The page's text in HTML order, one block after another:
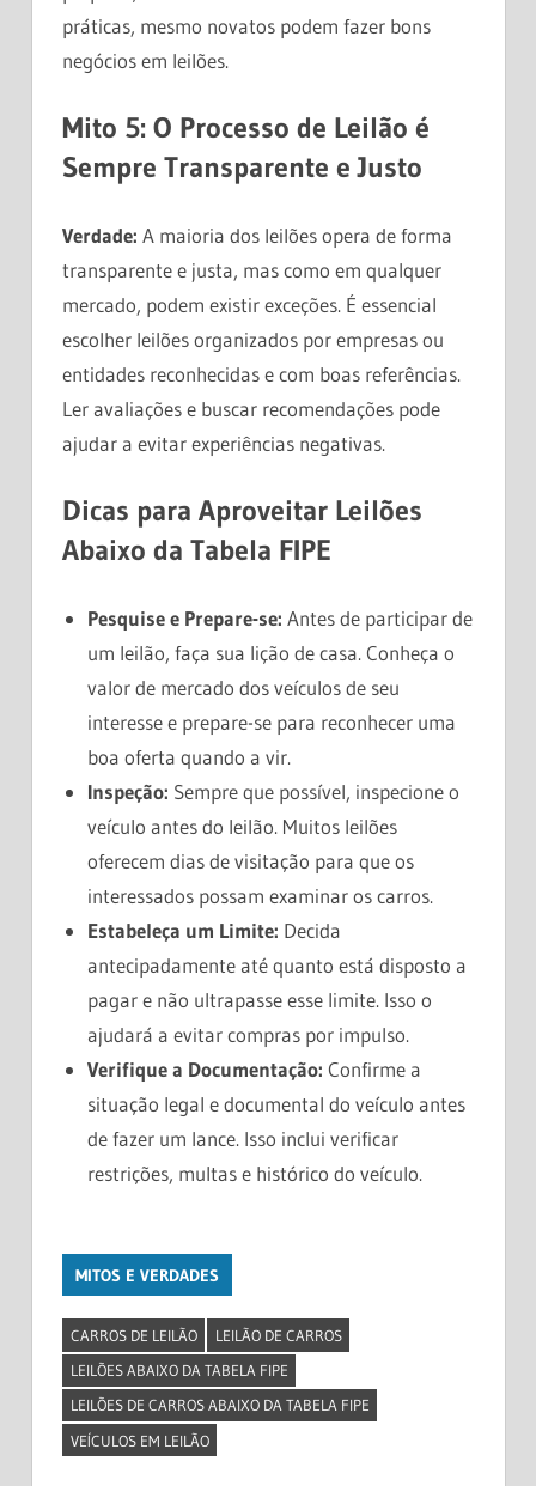
práticas, mesmo novatos podem fazer bons
negócios em leilões.
Mito 5: O Processo de Leilão é
Sempre Transparente e Justo
Verdade: A maioria dos leilões opera de forma
transparente e justa, mas como em qualquer
mercado, podem existir exceções. É essencial
escolher leilões organizados por empresas ou
entidades reconhecidas e com boas referências.
Ler avaliações e buscar recomendações pode
ajudar a evitar experiências negativas.
Dicas para Aproveitar Leilões
Abaixo da Tabela FIPE
Pesquise e Prepare-se: Antes de participar de
um leilão, faça sua lição de casa. Conheça o
valor de mercado dos veículos de seu
interesse e prepare-se para reconhecer uma
boa oferta quando a vir.
Inspeção: Sempre que possível, inspecione o
veículo antes do leilão. Muitos leilões
oferecem dias de visitação para que os
interessados possam examinar os carros.
Estabeleça um Limite: Decida
antecipadamente até quanto está disposto a
pagar e não ultrapasse esse limite. Isso o
ajudará a evitar compras por impulso.
Verifique a Documentação: Confirme a
situação legal e documental do veículo antes
de fazer um lance. Isso inclui verificar
restrições, multas e histórico do veículo.
MITOS E VERDADES
CARROS DE LEILÃO
LEILÃO DE CARROS
LEILÕES ABAIXO DA TABELA FIPE
LEILÕES DE CARROS ABAIXO DA TABELA FIPE
VEÍCULOS EM LEILÃO